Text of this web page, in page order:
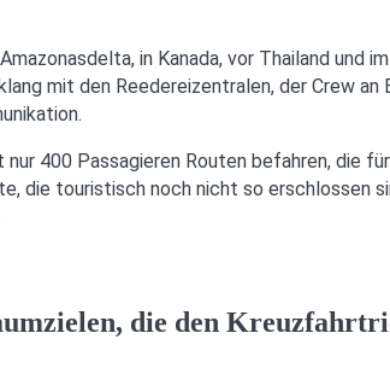
in Kanada, vor Thailand
mit den Reedereizentralen, der Crew
nur 400 Passagieren Routen befahren,
die touristisch noch nicht so erschlossen
die den